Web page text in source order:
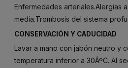
Enfermedades arteriales.Alergias
media.Trombosis del sistema
CONSERVACIÓN Y CADUCIDAD
Lavar a mano con jabón neutro y
temperatura inferior a 30ÂºC. Al